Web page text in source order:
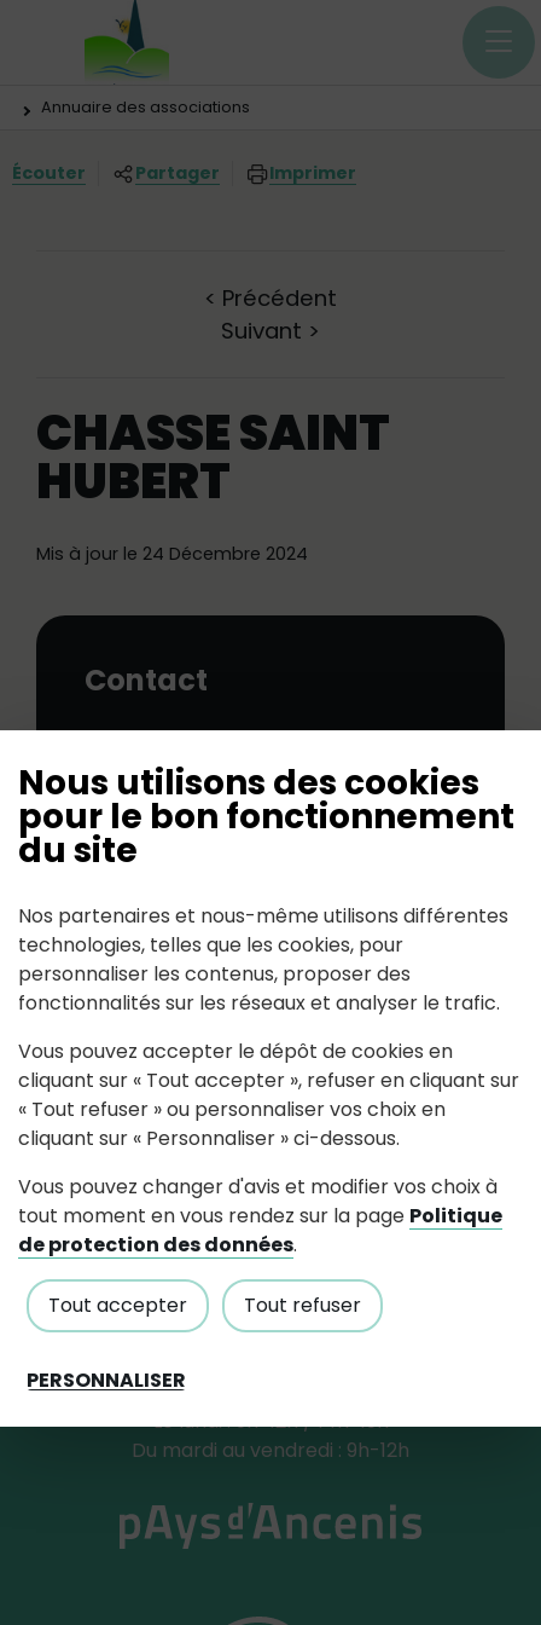
Panneau de gestion des cookies
Nous utilisons des cookies
pour le bon fonctionnement
du site
Nos partenaires et nous-même utilisons différentes
technologies, telles que les cookies, pour
personnaliser les contenus, proposer des
fonctionnalités sur les réseaux et analyser le trafic.
Vous pouvez accepter le dépôt de cookies en
cliquant sur « Tout accepter », refuser en cliquant sur
« Tout refuser » ou personnaliser vos choix en
cliquant sur « Personnaliser » ci-dessous.
Vous pouvez changer d'avis et modifier vos choix à
tout moment en vous rendez sur la page Politique
de protection des données.
Tout accepter Tout refuser
PERSONNALISER
Menu principal
Vous êtes ici:
Annuaire des associations
Écouter Partager Imprimer
< Précédent
Suivant >
CHASSE SAINT
HUBERT
Mis à jour le 24 Décembre 2024
Contact
ericgeslin340(at)gmail.com
Suivez-nous
Partagez avec #paysdancenis
Mairie de Pouillé-Les-Coteaux
176, rue de la mairie, 44522 Pouillé-Les-
Coteaux
Tél : 02 40 98 49 56 Contactez nous
Horaires d'accueil
Le lundi : 9h-12h / 14h-19h
Du mardi au vendredi : 9h-12h